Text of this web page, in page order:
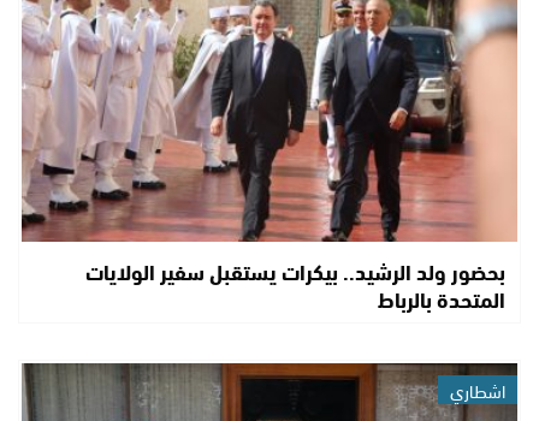
بحضور ولد الرشيد.. بيكرات يستقبل سفير الولايات
المتحدة بالرباط
اشطاري